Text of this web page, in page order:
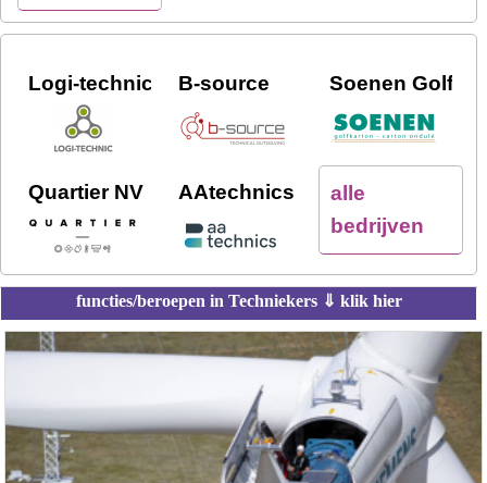
Logi-technic GentB-source Soenen
Quartier NV AAtechnics
alle
bedrijven
functies/beroepen in Techniekers ⇓ klik hier